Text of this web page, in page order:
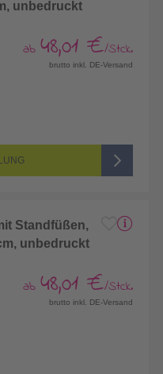
unbedruckt
ab 48,01 €/Stck.
brutto inkl. DE-Versand
Standfüßen,
unbedruckt
ab 48,01 €/Stck.
brutto inkl. DE-Versand